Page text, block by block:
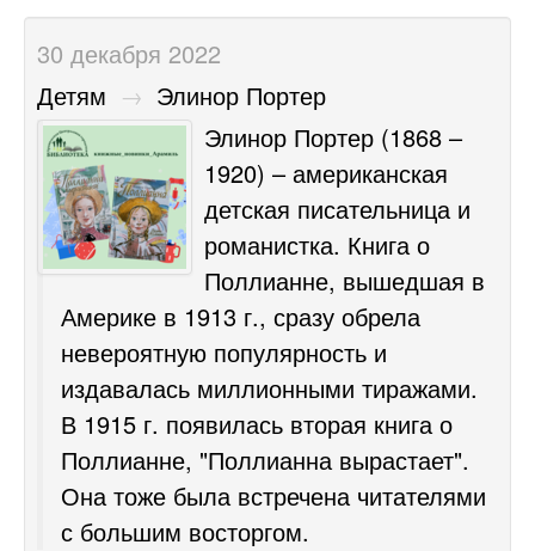
30 декабря 2022
Детям → Элинор Портер
Элинор Портер (1868 –
1920) – американская
детская писательница и
романистка. Книга о
Поллианне, вышедшая в
Америке в 1913 г., сразу обрела
невероятную популярность и
издавалась миллионными тиражами.
В 1915 г. появилась вторая книга о
Поллианне, "Поллианна вырастает".
Она тоже была встречена читателями
с большим восторгом.